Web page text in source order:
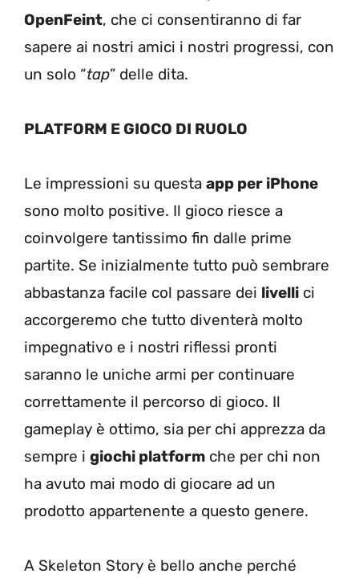
OpenFeint, che ci consentiranno di far
sapere ai nostri amici i nostri progressi, con
un solo “tap” delle dita.
PLATFORM E GIOCO DI RUOLO
Le impressioni su questa app per iPhone
sono molto positive. Il gioco riesce a
coinvolgere tantissimo fin dalle prime
partite. Se inizialmente tutto può sembrare
abbastanza facile col passare dei livelli ci
accorgeremo che tutto diventerà molto
impegnativo e i nostri riflessi pronti
saranno le uniche armi per continuare
correttamente il percorso di gioco. Il
gameplay è ottimo, sia per chi apprezza da
sempre i giochi platform che per chi non
ha avuto mai modo di giocare ad un
prodotto appartenente a questo genere.
A Skeleton Story è bello anche perché